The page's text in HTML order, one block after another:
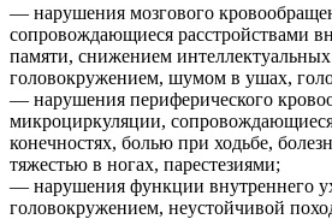
— нарушения мозгового
сопровождающиеся расстройствами
памяти, снижением интеллектуальных
головокружением, шумом в ушах,
— нарушения периферического
микроциркуляции,
конечностях, болью при ходьбе,
тяжестью в ногах, парестезиями;
— нарушения функции внутреннего
головокружением, неустойчивой